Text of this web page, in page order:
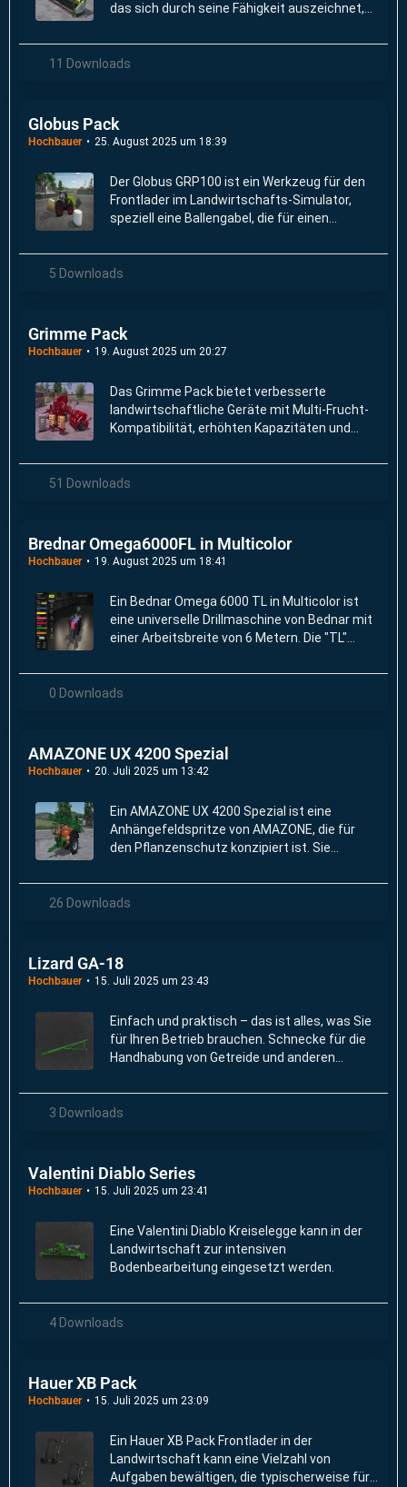
das sich durch seine Fähigkeit auszeichnet,
Schneidwerkstisch an Bodenkonturen
anzupassen.
11 Downloads
Globus Pack
Hochbauer 25. August 2025 um 18:39
Der Globus GRP100 ist ein Werkzeug für den
Frontlader im Landwirtschafts-Simulator,
speziell eine Ballengabel, die für einen
5 Downloads
Grimme Pack
Hochbauer 19. August 2025 um 20:27
Das Grimme Pack bietet verbesserte
landwirtschaftliche Geräte mit Multi-Frucht-
Kompatibilität, erhöhten Kapazitäten und
51 Downloads
Brednar Omega6000FL in Multicolor
Hochbauer 19. August 2025 um 18:41
Ein Bednar Omega 6000 TL in Multicolor ist
eine universelle Drillmaschine von Bednar mit
einer Arbeitsbreite von 6 Metern. Die "TL"
oder ein Modell der Sähmaschine hin.
0 Downloads
AMAZONE UX 4200 Spezial
Hochbauer 20. Juli 2025 um 13:42
Ein AMAZONE UX 4200 Spezial ist eine
Anhängefeldspritze von AMAZONE, die für
den Pflanzenschutz konzipiert ist. Sie
4.200 Litern und eine robuste,
bedienungsfreundliche Bauweise aus.
26 Downloads
Lizard GA-18
Hochbauer 15. Juli 2025 um 23:43
Einfach und praktisch – das ist alles, was Sie
für Ihren Betrieb brauchen. Schnecke für die
Handhabung von Getreide und anderen
Arbeiten in Schuppen, Silos und Anhängern.
3 Downloads
Valentini Diablo Series
Hochbauer 15. Juli 2025 um 23:41
Eine Valentini Diablo Kreiselegge kann in der
Landwirtschaft zur intensiven
Bodenbearbeitung eingesetzt werden.
4 Downloads
Hauer XB Pack
Hochbauer 15. Juli 2025 um 23:09
Ein Hauer XB Pack Frontlader in der
Landwirtschaft kann eine Vielzahl von
Aufgaben bewältigen, die typischerweise für